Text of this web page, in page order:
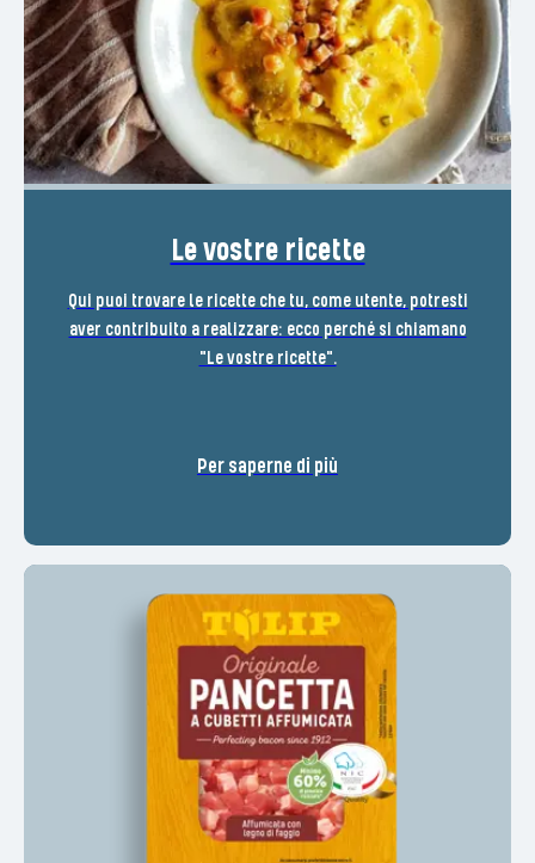
Le vostre ricette
Qui puoi trovare le ricette che tu, come utente, potresti
aver contribuito a realizzare: ecco perché si chiamano
"Le vostre ricette".
Per saperne di più